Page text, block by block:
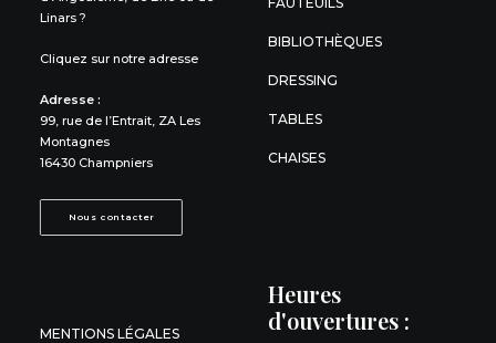
Linars ?
Cliquez sur notre adresse
Adresse :
99, rue de l’Entrait, ZA Les
Montagnes
16430 Champniers
Nous contacter
BIBLIOTHÈQUES
DRESSING
TABLES
CHAISES
MENTIONS LÉGALES
Heures
d'ouvertures :